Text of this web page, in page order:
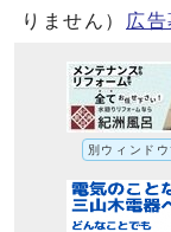
りません）
広
別ウィンドウ